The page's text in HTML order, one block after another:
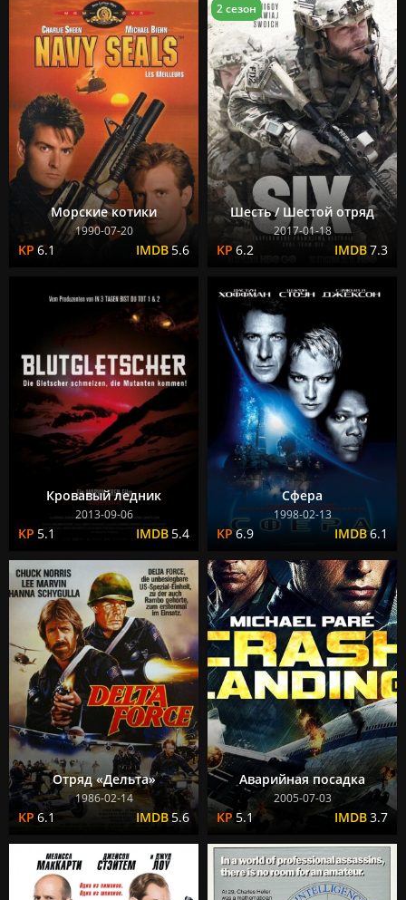
Морские котики
1990-07-20
6.1 5.6
Шесть / Шестой отряд
2017-01-18
6.2 7.3
2 сезон
Кровавый ледник
2013-09-06
5.1 5.4
Сфера
1998-02-13
6.9 6.1
Отряд «Дельта»
1986-02-14
6.1 5.6
Аварийная посадка
2005-07-03
5.1 3.7